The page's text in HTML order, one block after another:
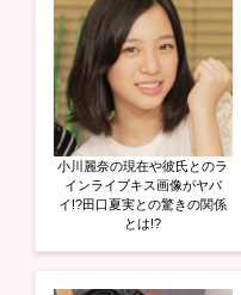
き
ま
す
)
小川麗奈の現在や彼氏とのラ
インライブキス画像がヤバ
イ!?田口夏実との驚きの関係
とは!?